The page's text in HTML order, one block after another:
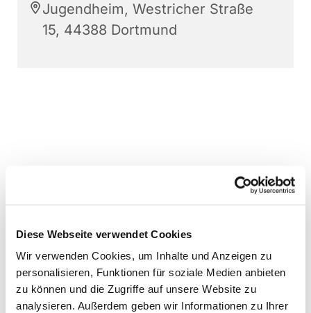
Diese Webseite verwendet Cookies
Wir verwenden Cookies, um Inhalte und Anzeigen zu
personalisieren, Funktionen für soziale Medien anbieten
zu können und die Zugriffe auf unsere Website zu
analysieren. Außerdem geben wir Informationen zu Ihrer
Jugendheim, Westricher Straße
15, 44388 Dortmund